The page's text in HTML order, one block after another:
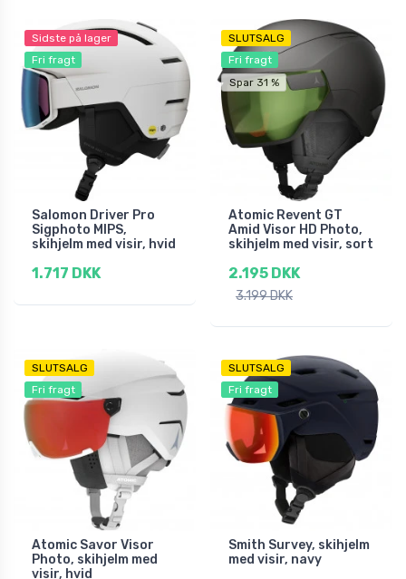
Sidste på lager
Fri fragt
Salomon Driver Pro
Sigphoto MIPS,
skihjelm med visir, hvid
1.717 DKK
SLUTSALG
Fri fragt
Spar 31 %
Atomic Revent GT
Amid Visor HD Photo,
skihjelm med visir, sort
2.195 DKK
3.199 DKK
SLUTSALG
Fri fragt
Atomic Savor Visor
Photo, skihjelm med
visir, hvid
SLUTSALG
Fri fragt
Smith Survey, skihjelm
med visir, navy